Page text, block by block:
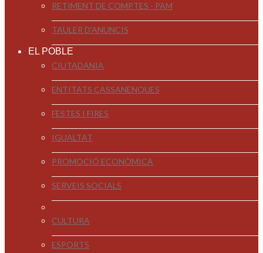
RETIMENT DE COMPTES - PAM
TAULER D'ANUNCIS
EL POBLE
CIUTADANIA
ENTITATS CASSANENQUES
FESTES I FIRES
IGUALTAT
PROMOCIÓ ECONÒMICA
SERVEIS SOCIALS
CULTURA
ESPORTS